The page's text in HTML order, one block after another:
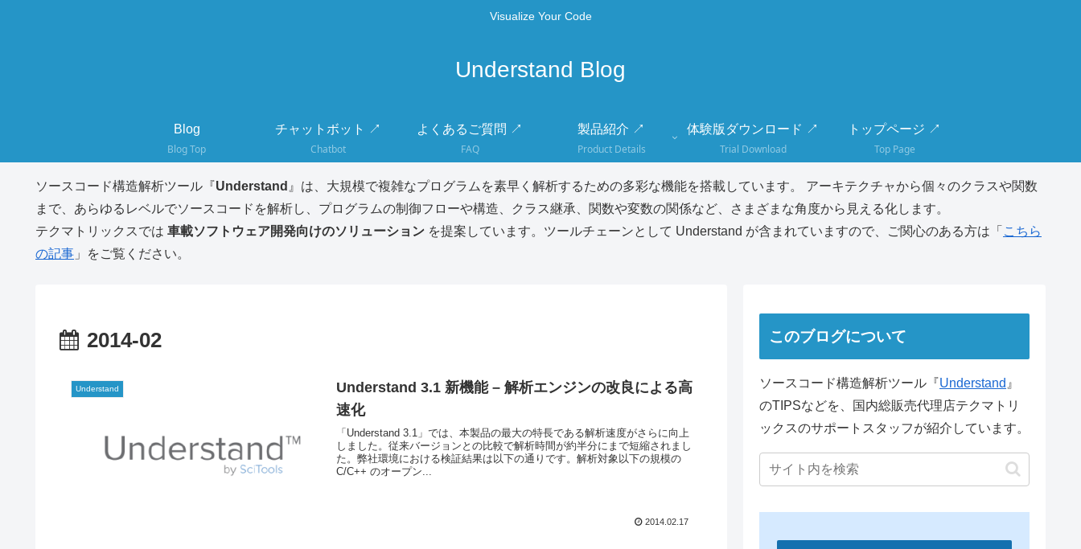
Visualize Your Code
Understand Blog
Blog
Blog Top
チャットボット ↗
Chatbot
よくあるご質問 ↗
FAQ
製品紹介 ↗
Product Details
体験版ダウンロード ↗
Trial Download
トップページ ↗
Top Page
ソースコード構造解析ツール『Understand 』は、大規模で複雑なプログラムを素早く解析するための多彩な機能を搭載しています。 アーキテクチャから個々のクラスや関数
まで、あらゆるレベルでソースコードを解析し、プログラムの制御フローや構造、クラス継承、関数や変数の関係など、さまざまな角度から見える化します。
テクマトリックスでは 車載ソフトウェア開発向けのソリューション を提案しています。ツールチェーンとして Understand が含まれていますので、ご関心のある方は「 こちら
の記事 」をご覧ください。
2014-02
Understand
Understand 3.1 新機能 – 解析エンジンの改良による高
速化
「Understand 3.1」では、本製品の最大の特長である解析速度がさらに向上
しました。従来バージョンとの比較で解析時間が約半分にまで短縮されまし
た。弊社環境における検証結果は以下の通りです。解析対象以下の規模の
C/C++ のオープン...
2014.02.17
このブログについて
ソースコード構造解析ツール『Understand 』
のTIPSなどを、国内総販売代理店テクマトリ
ックスのサポートスタッフが紹介しています。